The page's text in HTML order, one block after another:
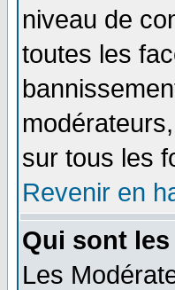
niveau de
toutes les
sur tous les
Revenir en
Qui sont
Les